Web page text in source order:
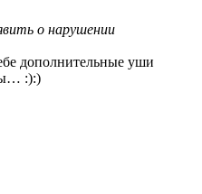
о нарушении
дополнительные уши
:):)